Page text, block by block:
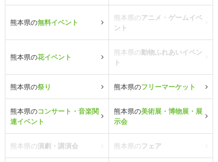
熊本県の無料イベント
熊本県のアニメ・ゲームイベ
ント
熊本県の花イベント
熊本県の動物ふれあいイベン
ト
熊本県の祭り 熊本県のフリーマーケット
熊本県のコンサート・音楽関
連イベント
熊本県の美術展・博物展・展
示会
熊本県の演劇・講演会 熊本県のフェア